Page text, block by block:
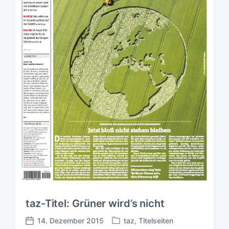
taz-Titel: Grüner wird’s nicht
V
14. Dezember 2015
V
taz, Titelseiten